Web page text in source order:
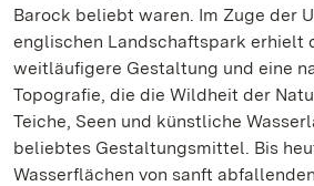
Barock beliebt waren. Im Zuge der
englischen Landschaftspark erhielt
weitläufigere Gestaltung und eine
Topografie, die die Wildheit der
Teiche, Seen und künstliche
beliebtes Gestaltungsmittel. Bis
Wasserflächen von sanft